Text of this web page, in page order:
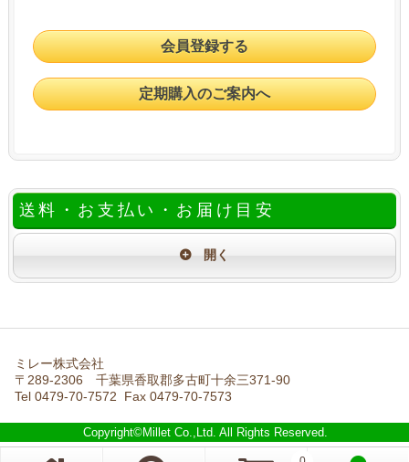
会員登録する
定期購入のご案内へ
送料・お支払い・お届け目安
ミレー株式会社
〒289-2306 千葉県香取郡多古町十余三371-90
Tel 0479-70-7572 Fax 0479-70-7573
Copyright©Millet Co.,Ltd. All Rights Reserved.